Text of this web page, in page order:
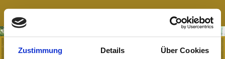
Zustimmung Details Über Cookies